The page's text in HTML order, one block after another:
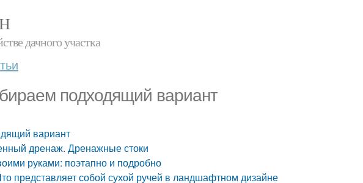
дачного участка
подходящий вариант
вариант
дренаж. Дренажные стоки
руками: поэтапно и подробно
представляет собой сухой ручей в ландшафтном дизайне